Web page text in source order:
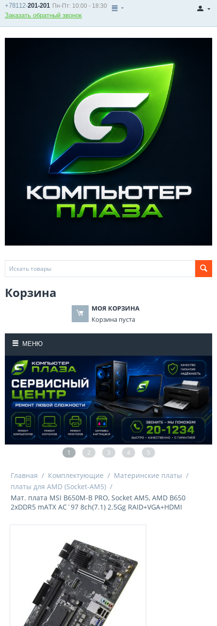
+78112-201-201 Пн-Пт: 10:00 - 18:30
Заказать обратный звонок
Корзина
МОЯ КОРЗИНА
Корзина пуста
МЕНЮ
1 2 3 4 5
Главная / Комплектующие / Материнские платы /
платы для AMD (Socket-AM5) /
Мат. плата MSI B650M-B PRO, Socket AM5, AMD B650
2xDDR5 mATX AC`97 8ch(7.1) 2.5Gg RAID+VGA+HDMI